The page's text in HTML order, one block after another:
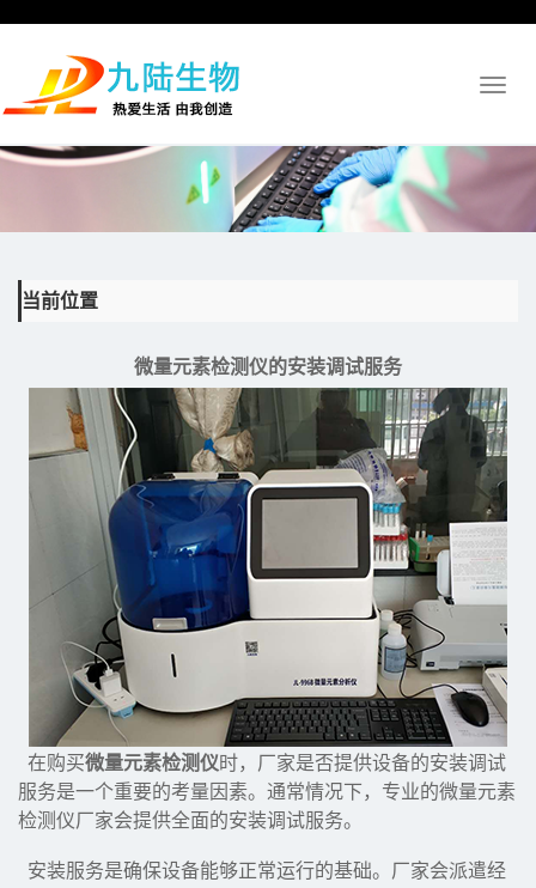
Toggle
当前位置
微量元素检测仪的安装调试服务
在购买微量元素检测仪时，厂家是否提供设备的安装调试
服务是一个重要的考量因素。通常情况下，专业的微量元素
检测仪厂家会提供全面的安装调试服务。
安装服务是确保设备能够正常运行的基础。厂家会派遣经